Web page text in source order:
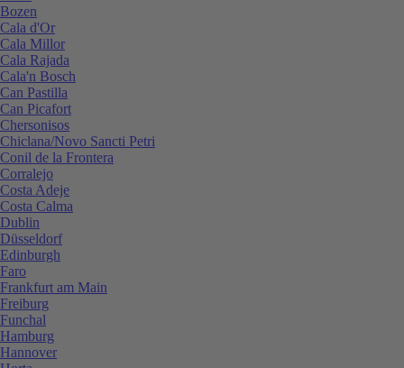
Bozen
Cala d'Or
Cala Millor
Cala Rajada
Cala'n Bosch
Can Pastilla
Can Picafort
Chersonisos
Chiclana/Novo Sancti Petri
Conil de la Frontera
Corralejo
Costa Adeje
Costa Calma
Dublin
Düsseldorf
Edinburgh
Faro
Frankfurt am Main
Freiburg
Funchal
Hamburg
Hannover